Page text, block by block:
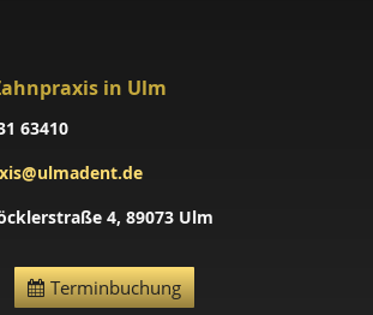
in Ulm
63410
4, 89073 Ulm
Terminbuchung